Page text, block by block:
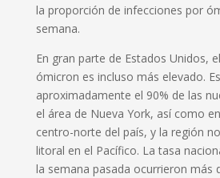
la proporción de infecciones por
semana.
En gran parte de Estados Unidos,
ómicron es incluso más elevado.
aproximadamente el 90% de las
el área de Nueva York, así como
centro-norte del país, y la región
litoral en el Pacífico. La tasa
la semana pasada ocurrieron más